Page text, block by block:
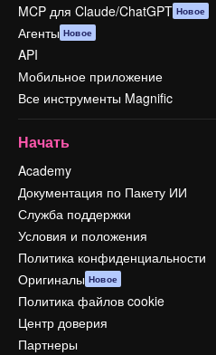
MCP для Claude/ChatGPT Новое
Агенты Новое
API
Мобильное приложение
Все инструменты Magnific
Начать
Academy
Документация по Пакету ИИ
Служба поддержки
Условия и положения
Политика конфиденциальности
Оригиналы Новое
Политика файлов cookie
Центр доверия
Партнеры